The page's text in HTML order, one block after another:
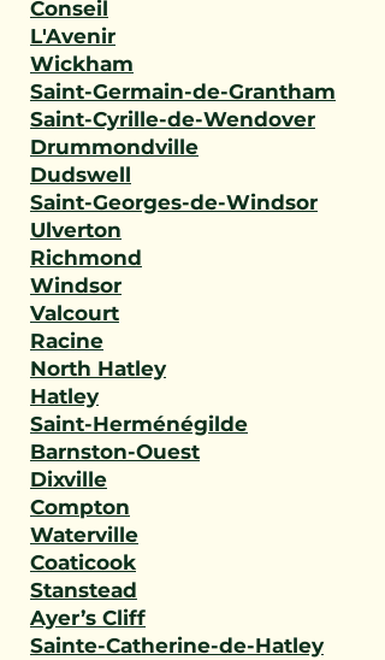
Conseil
L'Avenir
Wickham
Saint-Germain-de-Grantham
Saint-Cyrille-de-Wendover
Drummondville
Dudswell
Saint-Georges-de-Windsor
Ulverton
Richmond
Windsor
Valcourt
Racine
North Hatley
Hatley
Saint-Herménégilde
Barnston-Ouest
Dixville
Compton
Waterville
Coaticook
Stanstead
Ayer’s Cliff
Sainte-Catherine-de-Hatley